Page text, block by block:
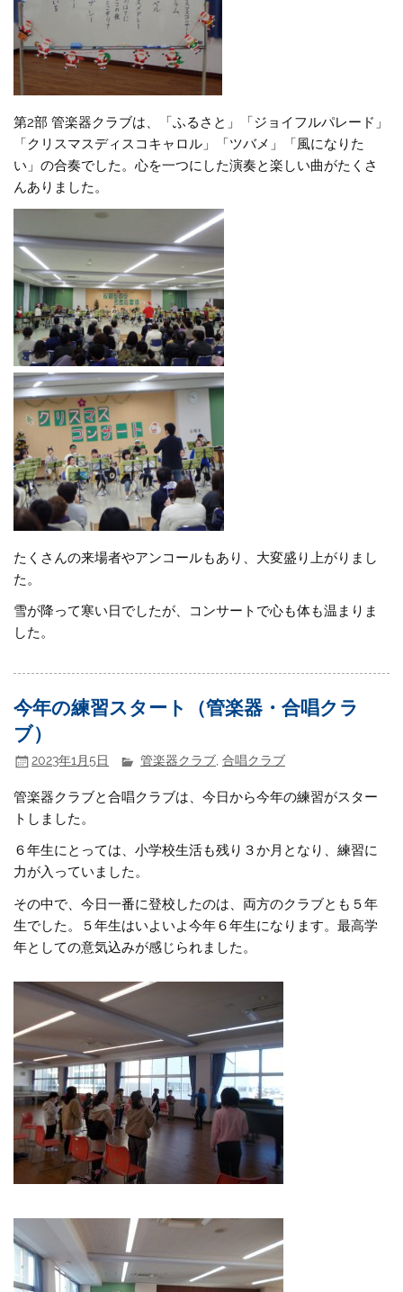
第2部 管楽器クラブは、「ふるさと」「ジョイフルパレード」
「クリスマスディスコキャロル」「ツバメ」「風になりた
い」の合奏でした。心を一つにした演奏と楽しい曲がたくさ
んありました。
たくさんの来場者やアンコールもあり、大変盛り上がりまし
た。
雪が降って寒い日でしたが、コンサートで心も体も温まりま
した。
今年の練習スタート（管楽器・合唱クラ
ブ）
2023年1月5日 管楽器クラブ ,合唱クラブ
管楽器クラブと合唱クラブは、今日から今年の練習がスター
トしました。
６年生にとっては、小学校生活も残り３か月となり、練習に
力が入っていました。
その中で、今日一番に登校したのは、両方のクラブとも５年
生でした。５年生はいよいよ今年６年生になります。最高学
年としての意気込みが感じられました。